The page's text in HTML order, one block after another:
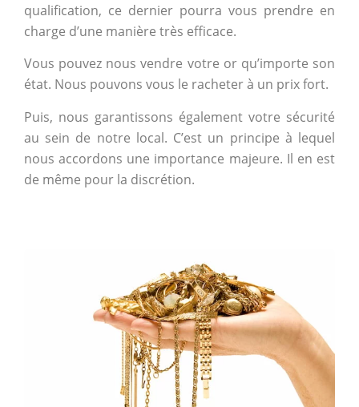
qualification, ce dernier pourra vous prendre en
charge d’une manière très efficace.
Vous pouvez nous vendre votre or qu’importe son
état. Nous pouvons vous le racheter à un prix fort.
Puis, nous garantissons également votre sécurité
au sein de notre local. C’est un principe à lequel
nous accordons une importance majeure. Il en est
de même pour la discrétion.